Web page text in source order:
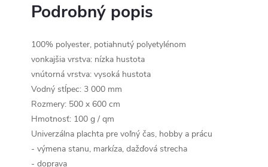
Podrobný popis
100% polyester, potiahnutý polyetylénom
vonkajšia vrstva: nízka hustota
vnútorná vrstva: vysoká hustota
Vodný stĺpec: 3 000 mm
Rozmery: 500 x 600 cm
Hmotnosť: 100 g / qm
Univerzálna plachta pre voľný čas, hobby a prácu
- výmena stanu, markíza, dažďová strecha
- doprava